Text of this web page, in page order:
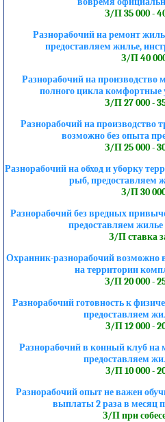
З/П 35 000 -
Разнорабочий на ремонт
предоставляем жилье,
З/П 40
Разнорабочий на производство
полного цикла комфортные
З/П 27 000 -
Разнорабочий на производство
возможно без опыта
З/П 25 000 -
Разнорабочий на обход и уборку
рыб, предоставляем
З/П 30
Разнорабочий без вредных
предоставляем
З/П ставка
Охранник-разнорабочий
на территории
З/П 20 000 -
Разнорабочий готовность к
предоставляем
З/П 12 000 -
Разнорабочий в конный клуб на
предоставляем
З/П 10 000 -
Разнорабочий опыт не важен
выплаты 2 раза в месяц
З/П при